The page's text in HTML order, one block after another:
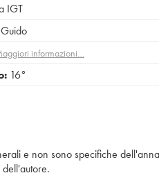
IGT
informazioni…
16°
e non sono specifiche